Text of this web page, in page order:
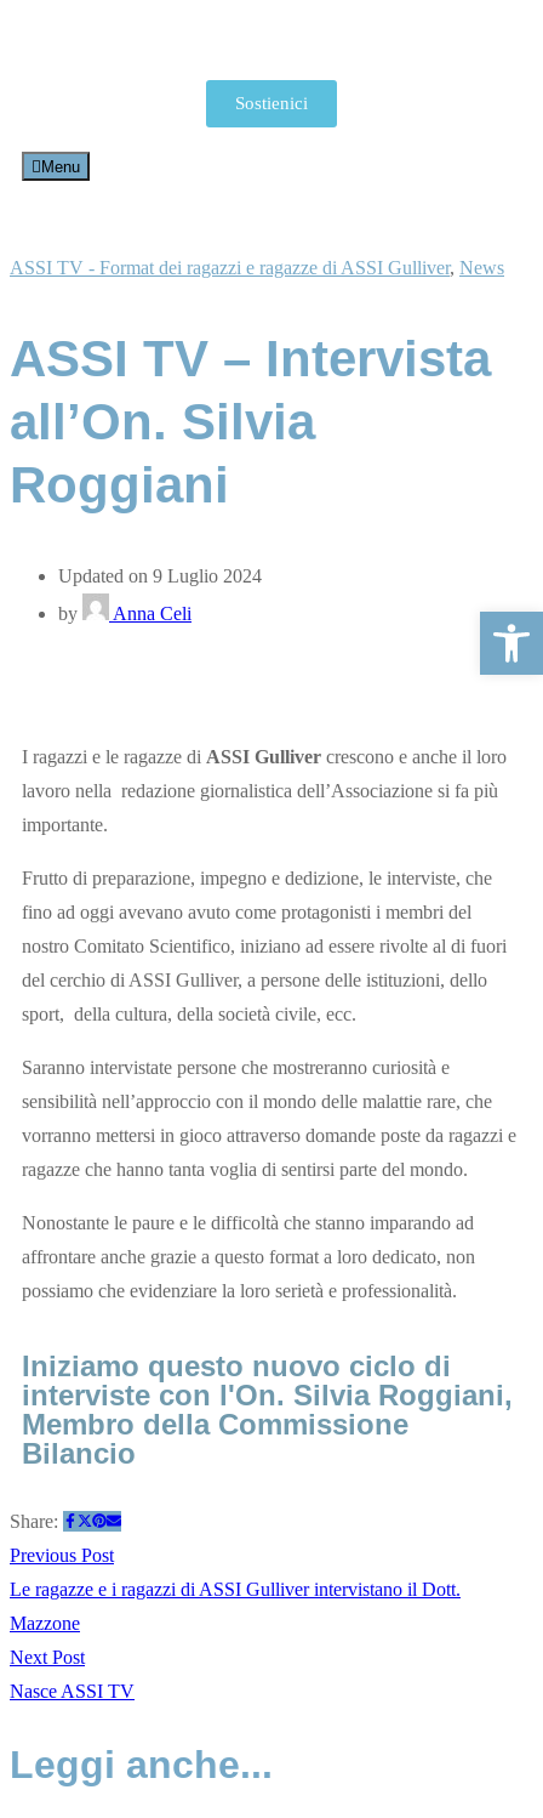
Sostienici
Menu
ASSI TV - Format dei ragazzi e ragazze di ASSI Gulliver, News
ASSI TV – Intervista
all’On. Silvia
Roggiani
Updated on 9 Luglio 2024
by
Anna Celi
I ragazzi e le ragazze di ASSI Gulliver crescono e anche il loro
lavoro nella redazione giornalistica dell’Associazione si fa più
importante.
Frutto di preparazione, impegno e dedizione, le interviste, che
fino ad oggi avevano avuto come protagonisti i membri del
nostro Comitato Scientifico, iniziano ad essere rivolte al di fuori
del cerchio di ASSI Gulliver, a persone delle istituzioni, dello
sport, della cultura, della società civile, ecc.
Saranno intervistate persone che mostreranno curiosità e
sensibilità nell’approccio con il mondo delle malattie rare, che
vorranno mettersi in gioco attraverso domande poste da ragazzi e
ragazze che hanno tanta voglia di sentirsi parte del mondo.
Nonostante le paure e le difficoltà che stanno imparando ad
affrontare anche grazie a questo format a loro dedicato, non
possiamo che evidenziare la loro serietà e professionalità.
Iniziamo questo nuovo ciclo di
interviste con l'On. Silvia Roggiani,
Membro della Commissione
Bilancio
Share:
Previous Post
Le ragazze e i ragazzi di ASSI Gulliver intervistano il Dott.
Mazzone
Next Post
Nasce ASSI TV
Leggi anche...
Apri la